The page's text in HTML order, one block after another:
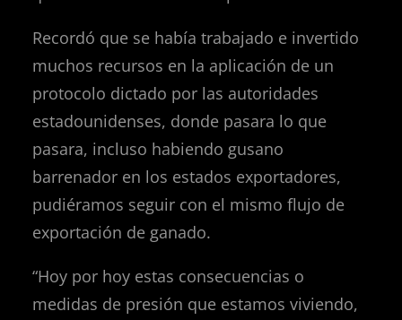
Recordó que se había trabajado e invertido
muchos recursos en la aplicación de un
protocolo dictado por las autoridades
estadounidenses, donde pasara lo que
pasara, incluso habiendo gusano
barrenador en los estados exportadores,
pudiéramos seguir con el mismo flujo de
exportación de ganado.
“Hoy por hoy estas consecuencias o
medidas de presión que estamos viviendo,